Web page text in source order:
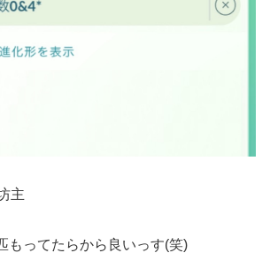
主
もってたらから良いっす(笑)